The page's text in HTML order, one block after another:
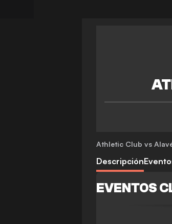
Athletic Club vs
Descripción
EVENTOS